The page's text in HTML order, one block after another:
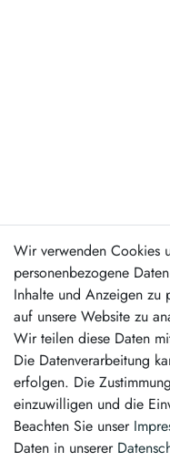
Wir verwenden Cookies
personenbezogene
Inhalte und Anzeigen zu
auf unsere Website zu
Wir teilen diese Daten
Die Datenverarbeitung
erfolgen. Die
einzuwilligen und die
Beachten Sie unser
Daten in unserer